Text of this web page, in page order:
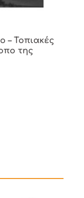
– Τοπιακές
της